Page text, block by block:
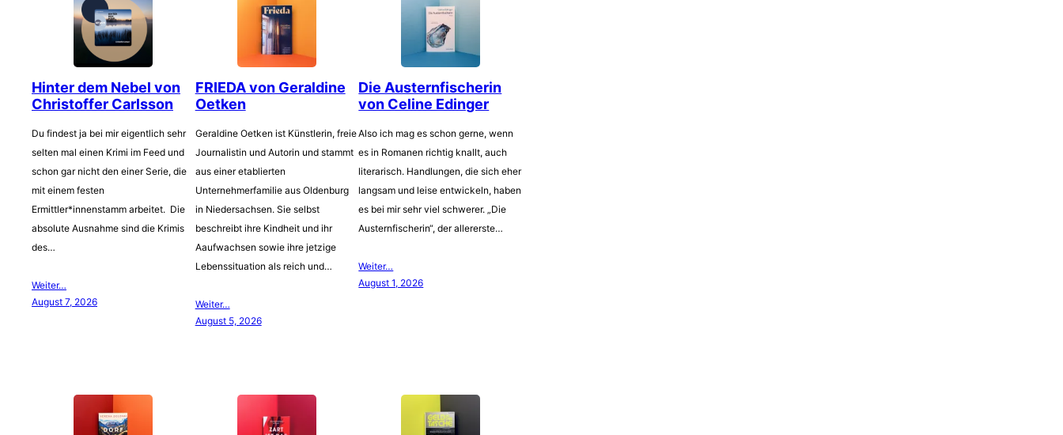
Hinter dem Nebel von
Christoffer Carlsson
Du findest ja bei mir eigentlich sehr
selten mal einen Krimi im Feed und
schon gar nicht den einer Serie, die
mit einem festen
Ermittler*innenstamm arbeitet. Die
absolute Ausnahme sind die Krimis
des…
Weiter…
August 7, 2026
FRIEDA von Geraldine
Oetken
Geraldine Oetken ist Künstlerin, freie
Journalistin und Autorin und stammt
aus einer etablierten
Unternehmerfamilie aus Oldenburg
in Niedersachsen. Sie selbst
beschreibt ihre Kindheit und ihr
Aaufwachsen sowie ihre jetzige
Lebenssituation als reich und…
Weiter…
August 5, 2026
Die Austernfischerin
von Celine Edinger
Also ich mag es schon gerne, wenn
es in Romanen richtig knallt, auch
literarisch. Handlungen, die sich eher
langsam und leise entwickeln, haben
es bei mir sehr viel schwerer. „Die
Austernfischerin“, der allererste…
Weiter…
August 1, 2026